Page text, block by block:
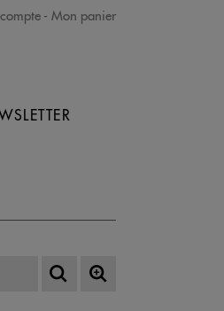
Mon panier